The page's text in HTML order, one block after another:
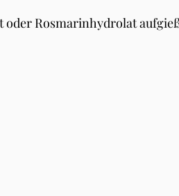
oder Rosmarinhydrolat